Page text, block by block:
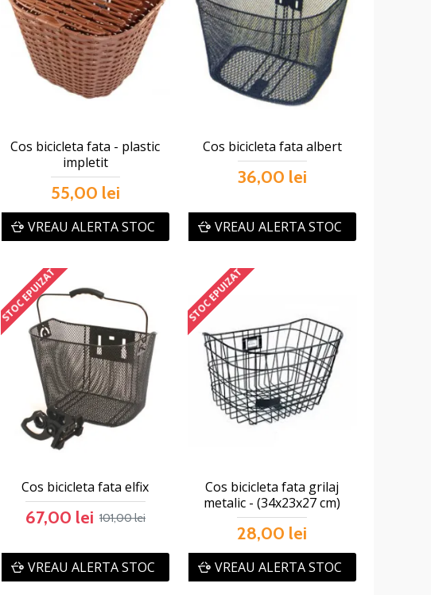
Cos bicicleta fata - plastic
impletit
55,00 lei
VREAU ALERTA STOC
Cos bicicleta fata albert
36,00 lei
VREAU ALERTA STOC
STOC EPUIZAT
Cos bicicleta fata elfix
67,00 lei 101,00 lei
VREAU ALERTA STOC
STOC EPUIZAT
Cos bicicleta fata grilaj
metalic - (34x23x27 cm)
28,00 lei
VREAU ALERTA STOC